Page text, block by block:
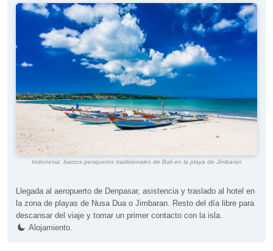
Indonesia: barcos pesqueros tradicionales de Bali en la playa de Jimbaran
Llegada al aeropuerto de Denpasar, asistencia y traslado al hotel en
la zona de playas de Nusa Dua o Jimbaran. Resto del día libre para
descansar del viaje y tomar un primer contacto con la isla.
Alojamiento.